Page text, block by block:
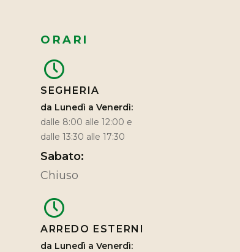
ORARI
SEGHERIA
da Lunedì a Venerdì:
dalle 8:00 alle 12:00 e
dalle 13:30 alle 17:30
Sabato:
Chiuso
ARREDO ESTERNI
da Lunedì a Venerdì: